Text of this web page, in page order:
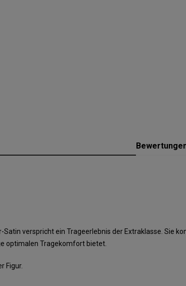
verspricht ein Trageerlebnis der Extraklasse. Sie
optimalen Tragekomfort bietet.
Figur.